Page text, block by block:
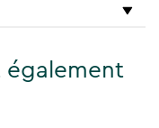
également